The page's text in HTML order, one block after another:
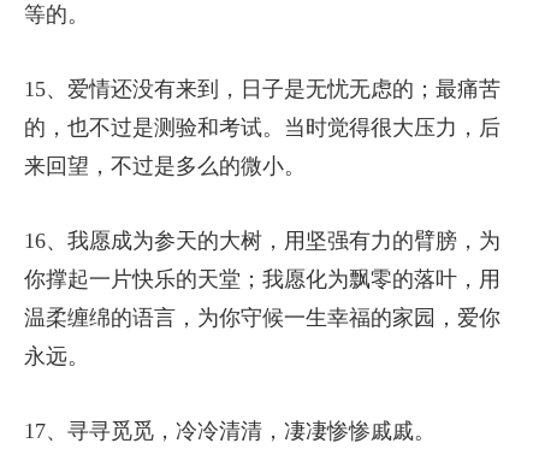
等的。
15、爱情还没有来到，日子是无忧无虑的；最痛苦
的，也不过是测验和考试。当时觉得很大压力，后
来回望，不过是多么的微小。
16、我愿成为参天的大树，用坚强有力的臂膀，为
你撑起一片快乐的天堂；我愿化为飘零的落叶，用
温柔缠绵的语言，为你守候一生幸福的家园，爱你
永远。
17、寻寻觅觅，冷冷清清，凄凄惨惨戚戚。